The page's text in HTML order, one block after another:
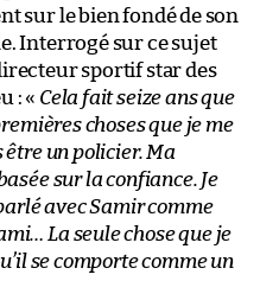
sur le bien fondé de son
Interrogé sur ce sujet
sportif star des
: « Cela fait seize ans que
choses que je me
être un policier. Ma
sur la confiance. Je
avec Samir comme
La seule chose que je
se comporte comme un